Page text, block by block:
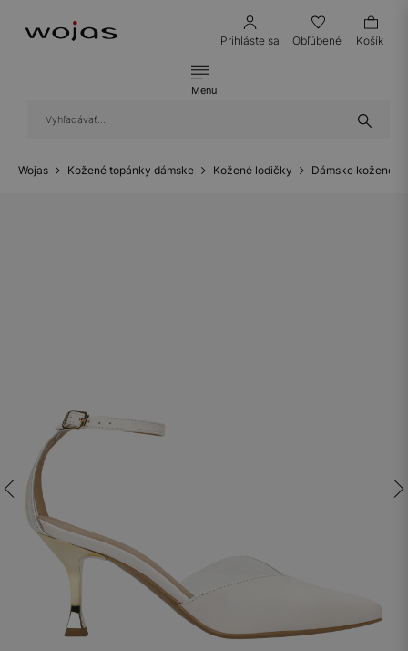
Prihláste sa Obľúbené Košík
Menu
Wojas Kožené topánky dámske Kožené lodičky Dámske kožené